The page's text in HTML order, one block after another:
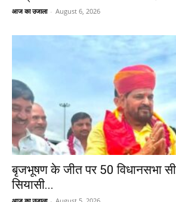
आज का उजाला - August 6, 2026
बृजभूषण के जीत पर 50 विधानसभा
सियासी...